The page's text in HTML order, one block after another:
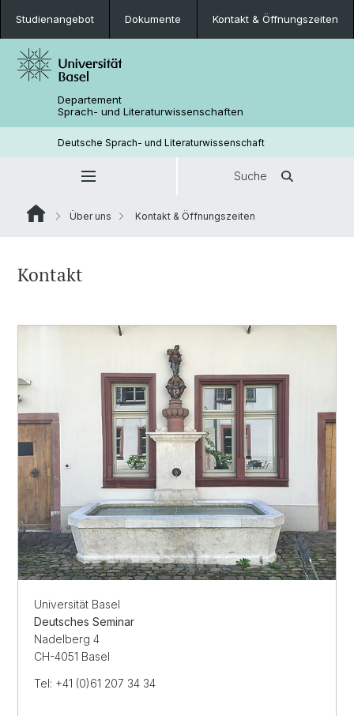
Studienangebot Dokumente Kontakt & Öffnungszeiten
Departement
Sprach- und Literaturwissenschaften
Deutsche Sprach- und Literaturwissenschaft
Suche
Über uns Kontakt & Öffnungszeiten
Kontakt
Universität Basel
Deutsches Seminar
Nadelberg 4
CH-4051 Basel
Tel: +41 (0)61 207 34 34